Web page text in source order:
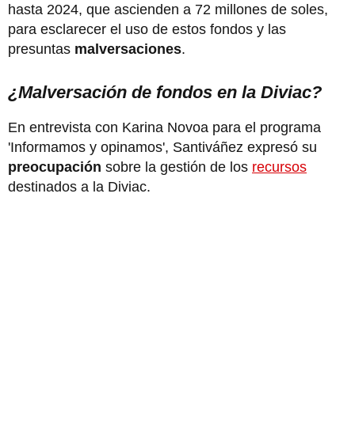
hasta 2024, que ascienden a 72 millones de soles,
para esclarecer el uso de estos fondos y las
presuntas malversaciones.
¿Malversación de fondos en la Diviac?
En entrevista con Karina Novoa para el programa
'Informamos y opinamos', Santiváñez expresó su
preocupación sobre la gestión de los recursos
destinados a la Diviac.